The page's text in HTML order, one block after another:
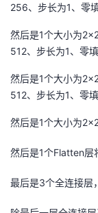
256、步长为1、零
然后是1个大小为
512、步长为1、零
然后是1个大小为
512、步长为1、零
然后是1个大小为
然后是1个Flatten层
最后是3个全连接层